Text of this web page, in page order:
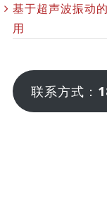
基于超声波振动
用
联系方式：